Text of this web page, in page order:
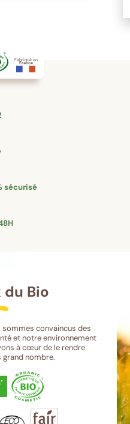
Fabriqué en
France
sécurisé
du Bio
sommes convaincus des
et notre environnement
à cœur de le rendre
grand nombre.